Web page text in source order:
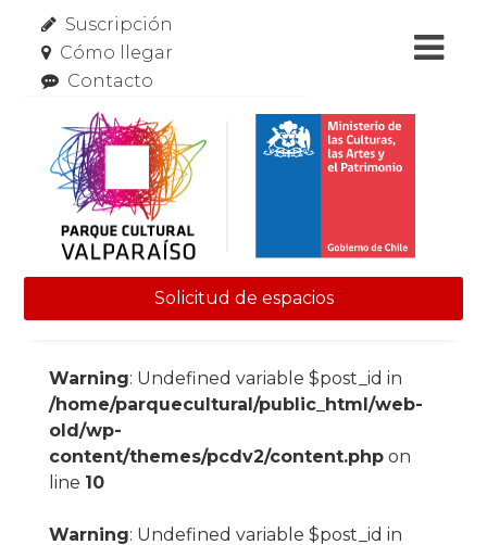
Suscripción
Cómo llegar
Contacto
Solicitud de espacios
Warning: Undefined variable $post_id in
/home/parquecultural/public_html/web-
old/wp-
content/themes/pcdv2/content.phpon
line 10
Warning: Undefined variable $post_id in